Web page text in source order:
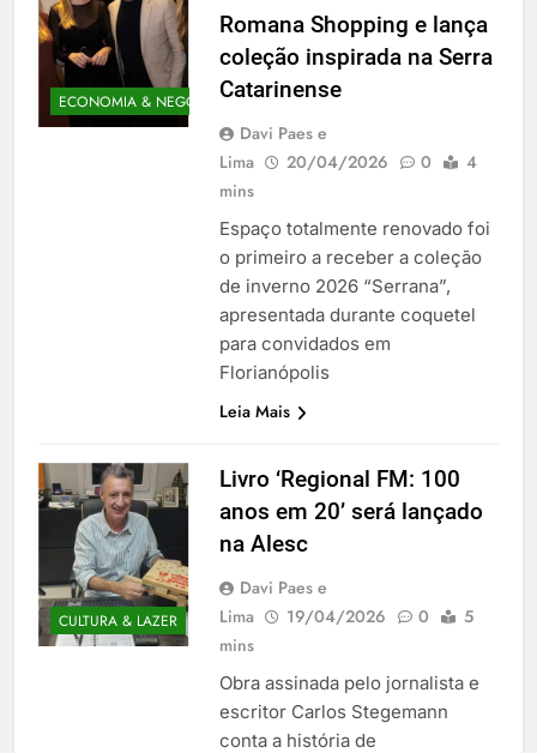
ECONOMIA & NEGÓCIOS
Romana Shopping e lança
coleção inspirada na Serra
Catarinense
Davi Paes e
Lima
20/04/2026 0
4
mins
Espaço totalmente renovado foi
o primeiro a receber a coleção
de inverno 2026 “Serrana”,
apresentada durante coquetel
para convidados em
Florianópolis
Leia Mais
CULTURA & LAZER
Livro ‘Regional FM: 100
anos em 20’ será lançado
na Alesc
Davi Paes e
Lima
19/04/2026 0
5
mins
Obra assinada pelo jornalista e
escritor Carlos Stegemann
conta a história de